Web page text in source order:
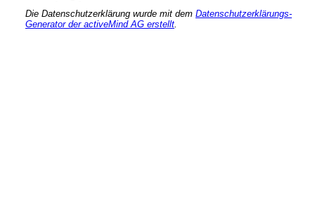
Die Datenschutzerklärung wurde mit dem Datenschutzerklärungs-
Generator der activeMind AG erstellt